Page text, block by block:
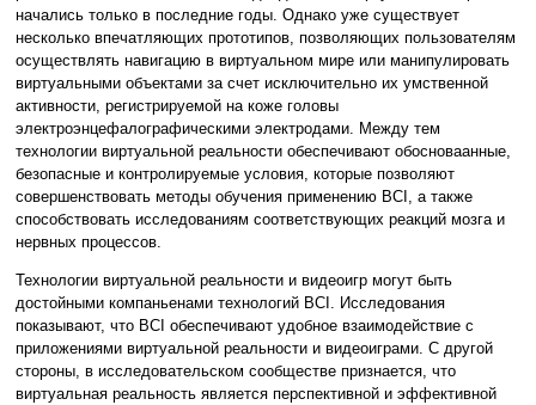
начались только в последние годы. Однако уже существует
несколько впечатляющих прототипов, позволяющих пользователям
осуществлять навигацию в виртуальном мире или манипулировать
виртуальными объектами за счет исключительно их умственной
активности, регистрируемой на коже головы
электроэнцефалографическими электродами. Между тем
технологии виртуальной реальности обеспечивают обосноваанные,
безопасные и контролируемые условия, которые позволяют
совершенствовать методы обучения применению BCI, а также
способствовать исследованиям соответствующих реакций мозга и
нервных процессов.
Технологии виртуальной реальности и видеоигр могут быть
достойными компаньенами технологий BCI. Исследования
показывают, что BCI обеспечивают удобное взаимодействие с
приложениями виртуальной реальности и видеоиграми. С другой
стороны, в исследовательском сообществе признается, что
виртуальная реальность является перспективной и эффективной